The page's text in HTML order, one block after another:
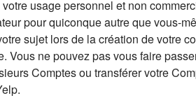
usage personnel et non
pour quiconque autre que vous-
sujet lors de la création de votre
ne pouvez pas vous faire
Comptes ou transférer votre